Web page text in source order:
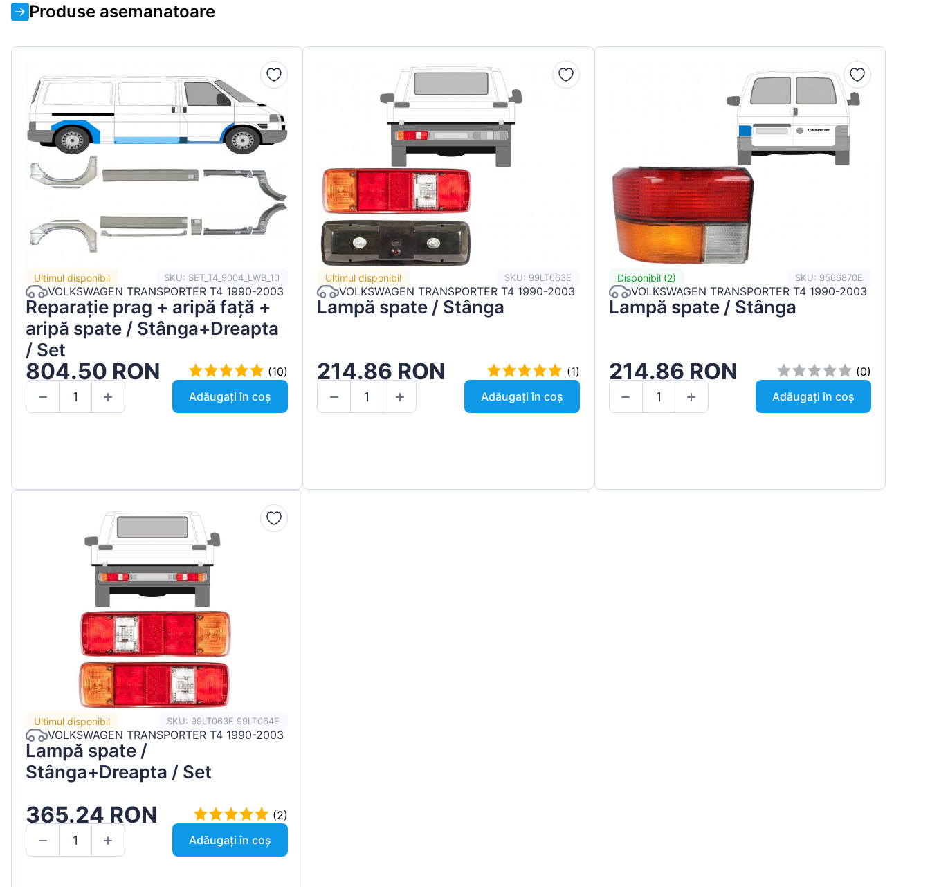
Produse asemanatoare
Ultimul disponibil SKU: SET_T4_9004_LWB_10
VOLKSWAGEN TRANSPORTER T4 1990-2003
Reparație prag + aripă față +
aripă spate / Stânga+Dreapta
/ Set
804.50 RON
(10)
Adăugați în coș
Ultimul disponibil SKU: 99LT063E
VOLKSWAGEN TRANSPORTER T4 1990-2003
Lampă spate / Stânga
214.86 RON
(1)
Adăugați în coș
Disponibil (2) SKU: 9566870E
VOLKSWAGEN TRANSPORTER T4 1990-2003
Lampă spate / Stânga
214.86 RON
(0)
Adăugați în coș
Ultimul disponibil SKU: 99LT063E 99LT064E
VOLKSWAGEN TRANSPORTER T4 1990-2003
Lampă spate /
Stânga+Dreapta / Set
365.24 RON
(2)
Adăugați în coș